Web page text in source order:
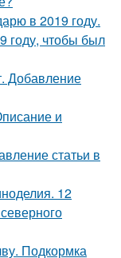
в 2019 году.
году, чтобы был
Добавление
и
статьи в
12
Подкормка